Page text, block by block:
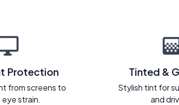
Protection
from screens to
strain.
Tinted &
Stylish tint for
and